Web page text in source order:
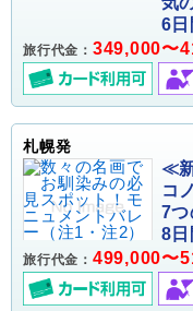
6日
旅行代金： 349,000〜
札幌発
≪
コ
7
8日
旅行代金： 499,000〜